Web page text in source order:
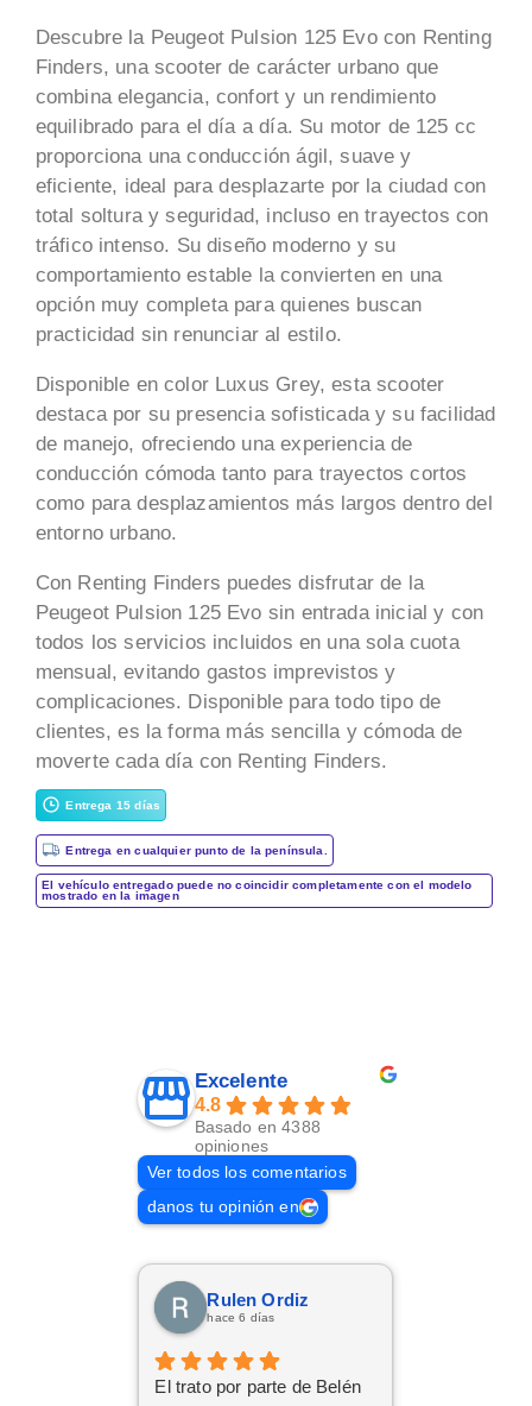
Descubre la Peugeot Pulsion 125 Evo con Renting
Finders, una scooter de carácter urbano que
combina elegancia, confort y un rendimiento
equilibrado para el día a día. Su motor de 125 cc
proporciona una conducción ágil, suave y
eficiente, ideal para desplazarte por la ciudad con
total soltura y seguridad, incluso en trayectos con
tráfico intenso. Su diseño moderno y su
comportamiento estable la convierten en una
opción muy completa para quienes buscan
practicidad sin renunciar al estilo.
Disponible en color Luxus Grey, esta scooter
destaca por su presencia sofisticada y su facilidad
de manejo, ofreciendo una experiencia de
conducción cómoda tanto para trayectos cortos
como para desplazamientos más largos dentro del
entorno urbano.
Con Renting Finders puedes disfrutar de la
Peugeot Pulsion 125 Evo sin entrada inicial y con
todos los servicios incluidos en una sola cuota
mensual, evitando gastos imprevistos y
complicaciones. Disponible para todo tipo de
clientes, es la forma más sencilla y cómoda de
moverte cada día con Renting Finders.
Entrega 15 días
Entrega en cualquier punto de la península.
El vehículo entregado puede no coincidir completamente con el modelo
mostrado en la imagen
Excelente
4.8
Basado en 4388
opiniones
Ver todos los comentarios
danos tu opinión en
Rulen Ordiz
hace 6 días
El trato por parte de Belén